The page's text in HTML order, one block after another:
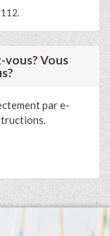
Vous
par e-